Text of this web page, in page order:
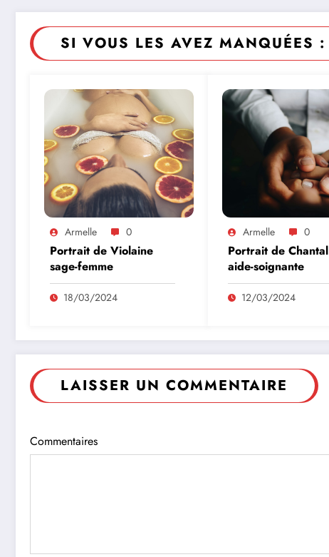
SI VOUS LES AVEZ MANQUÉES :
Armelle 0
Portrait de Violaine
sage-femme
18/03/2024
Armelle 0
Portrait de Chantal
aide-soignante
12/03/2024
LAISSER UN COMMENTAIRE
Commentaires